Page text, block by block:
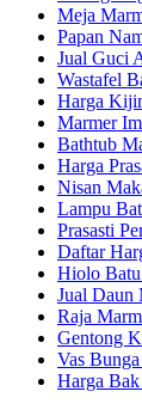
Meja
Papan
Jual Guci
Wastafel
Harga
Marmer
Bathtub
Harga
Nisan
Lampu
Prasasti
Daftar
Hiolo
Jual Daun
Raja
Gentong
Vas
Harga